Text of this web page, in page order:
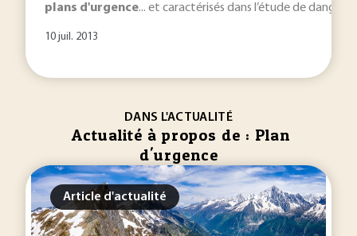
plans d'urgence... et caractérisés dans l’étude de
10 juil. 2013
DANS L'ACTUALITÉ
Actualité à propos de : Plan
d'urgence
Article d'actualité